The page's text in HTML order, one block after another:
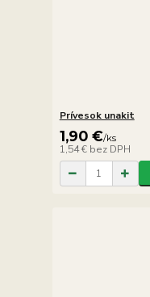
Prívesok unakit
1,90 €/ks
1,54 € bez DPH